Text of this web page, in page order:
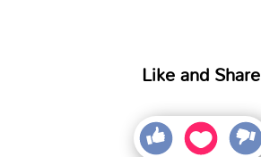
Like and Share